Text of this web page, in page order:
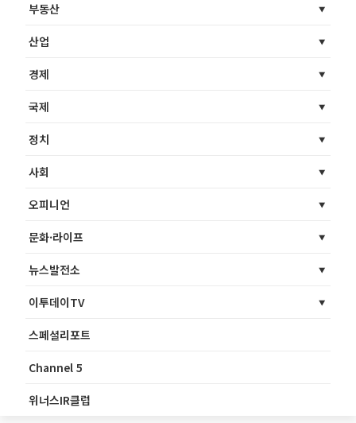
부동산
산업
경제
국제
정치
사회
오피니언
문화·라이프
뉴스발전소
이투데이TV
스페셜리포트
Channel 5
위너스IR클럽